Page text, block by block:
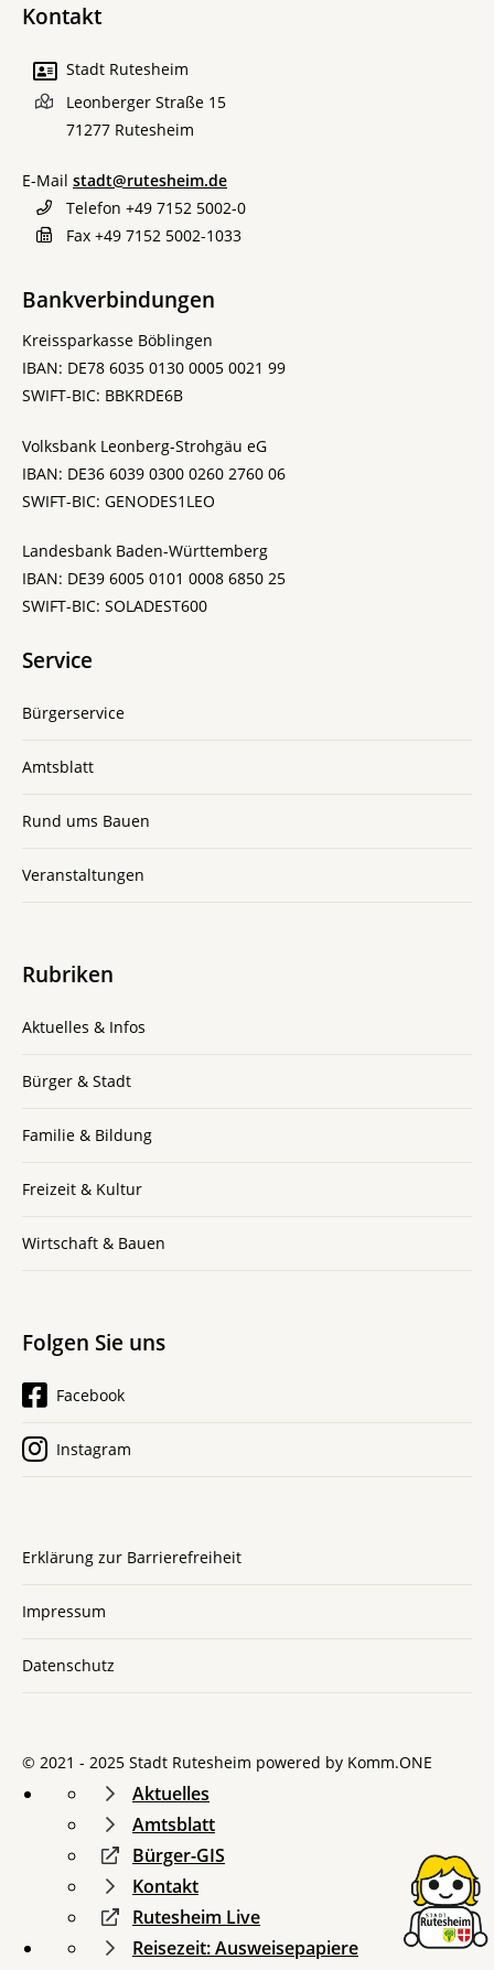
Kontakt
Stadt Rutesheim
Leonberger Straße 15
71277 Rutesheim
E-Mail stadt@rutesheim.de
Telefon +49 7152 5002-0
Fax +49 7152 5002-1033
Bankverbindungen
Kreissparkasse Böblingen
IBAN: DE78 6035 0130 0005 0021 99
SWIFT-BIC: BBKRDE6B
Volksbank Leonberg-Strohgäu eG
IBAN: DE36 6039 0300 0260 2760 06
SWIFT-BIC: GENODES1LEO
Landesbank Baden-Württemberg
IBAN: DE39 6005 0101 0008 6850 25
SWIFT-BIC: SOLADEST600
Service
Bürgerservice
Amtsblatt
Rund ums Bauen
Veranstaltungen
Rubriken
Aktuelles & Infos
Bürger & Stadt
Familie & Bildung
Freizeit & Kultur
Wirtschaft & Bauen
Folgen Sie uns
Facebook
Instagram
Erklärung zur Barrierefreiheit
Impressum
Datenschutz
© 2021 - 2025 Stadt Rutesheim powered by Komm.ONE
Aktuelles
Amtsblatt
Bürger-GIS
Kontakt
Rutesheim Live
Reisezeit: Ausweisepapiere